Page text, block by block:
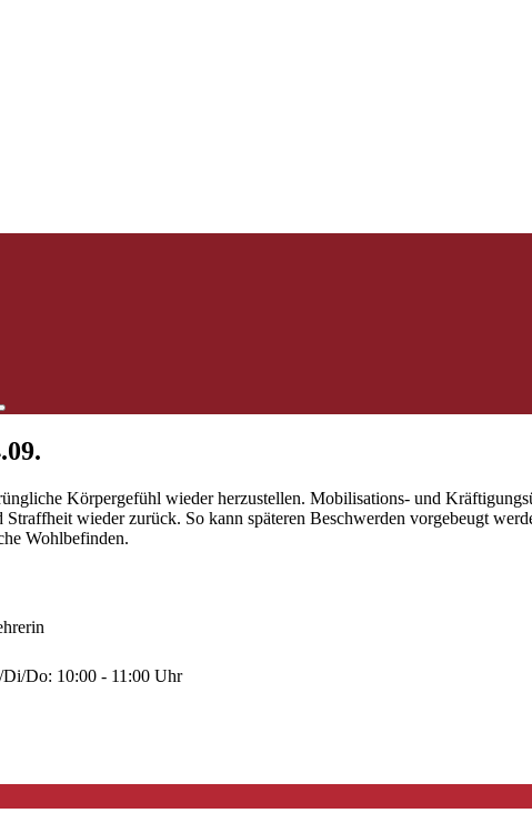
Körpergefühl wieder herzustellen. Mobilisations- und
wieder zurück. So kann späteren Beschwerden vorgebeugt
Wohlbefinden.
Do: 10:00 - 11:00 Uhr